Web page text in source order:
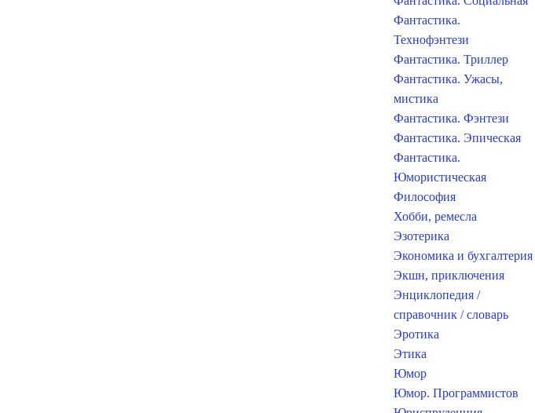
Фантастика.
Технофэнтези
Фантастика. Триллер
Фантастика. Ужасы,
мистика
Фантастика. Фэнтези
Фантастика. Эпическая
Фантастика.
Юмористическая
Философия
Хобби, ремесла
Эзотерика
Экономика и бухгалтерия
Экшн, приключения
Энциклопедия /
справочник / словарь
Эротика
Этика
Юмор
Юмор. Программистов